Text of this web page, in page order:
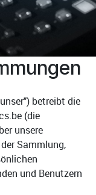
betreibt die
(die
unsere
Sammlung,
und Benutzern